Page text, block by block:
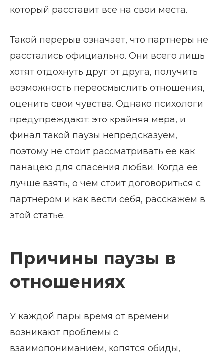
который расставит все на свои места.
Такой перерыв означает, что партнеры не
расстались официально. Они всего лишь
хотят отдохнуть друг от друга, получить
возможность переосмыслить отношения,
оценить свои чувства. Однако психологи
предупреждают: это крайняя мера, и
финал такой паузы непредсказуем,
поэтому не стоит рассматривать ее как
панацею для спасения любви. Когда ее
лучше взять, о чем стоит договориться с
партнером и как вести себя, расскажем в
этой статье.
Причины паузы в
отношениях
У каждой пары время от времени
возникают проблемы с
взаимопониманием, копятся обиды,